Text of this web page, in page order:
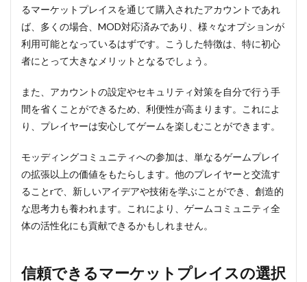
るマーケットプレイスを通じて購入されたアカウントであれ
ば、多くの場合、MOD対応済みであり、様々なオプションが
利用可能となっているはずです。こうした特徴は、特に初心
者にとって大きなメリットとなるでしょう。
また、アカウントの設定やセキュリティ対策を自分で行う手
間を省くことができるため、利便性が高まります。これによ
り、プレイヤーは安心してゲームを楽しむことができます。
モッディングコミュニティへの参加は、単なるゲームプレイ
の拡張以上の価値をもたらします。他のプレイヤーと交流す
ることrで、新しいアイデアや技術を学ぶことができ、創造的
な思考力も養われます。これにより、ゲームコミュニティ全
体の活性化にも貢献できるかもしれません。
信頼できるマーケットプレイスの選択